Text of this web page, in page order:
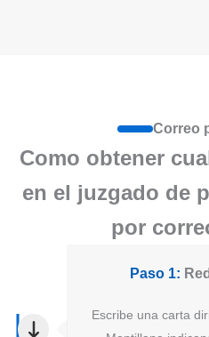
Correo
Como obtener
en el juzgado de
por
Paso 1:
Escribe una carta